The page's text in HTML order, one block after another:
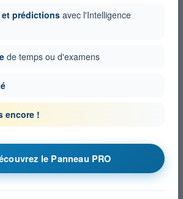
prédictionsavec l'Intelligence
de temps ou d'examens
encore !
le Panneau PRO